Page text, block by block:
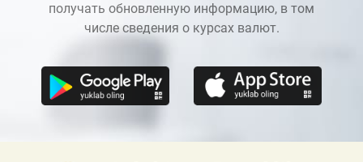
получать обновленную информацию, в том
числе сведения о курсах валют.